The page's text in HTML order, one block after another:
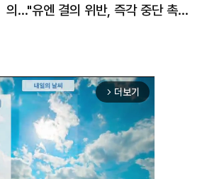
의…"유엔 결의 위반, 즉각 중단 촉
arrow_forward_ios 더보기